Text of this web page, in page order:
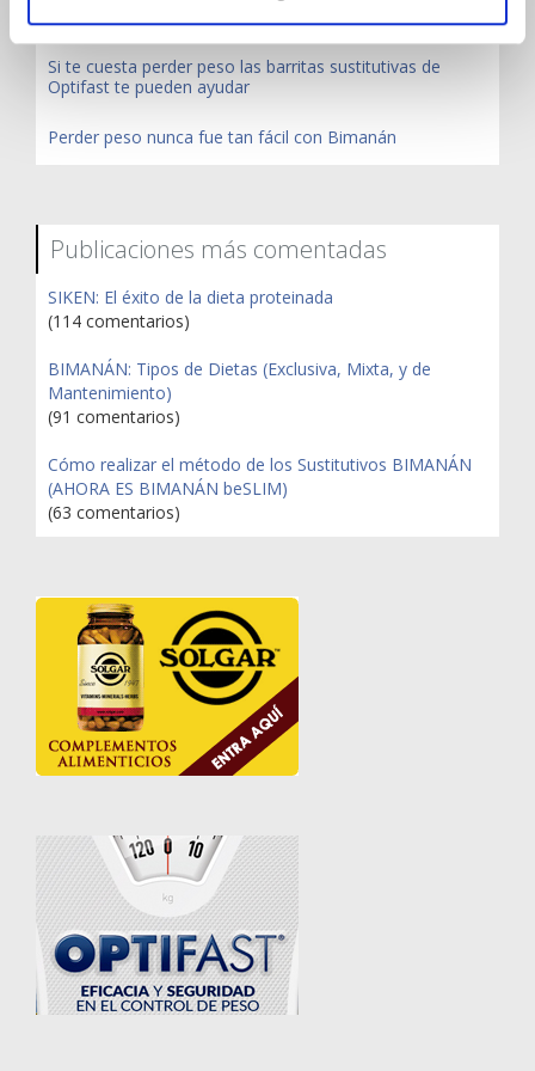
Si te cuesta perder peso las barritas sustitutivas de
Optifast te pueden ayudar
Perder peso nunca fue tan fácil con Bimanán
Publicaciones más comentadas
SIKEN: El éxito de la dieta proteinada
(114 comentarios)
BIMANÁN: Tipos de Dietas (Exclusiva, Mixta, y de
Mantenimiento)
(91 comentarios)
Cómo realizar el método de los Sustitutivos BIMANÁN
(AHORA ES BIMANÁN beSLIM)
(63 comentarios)